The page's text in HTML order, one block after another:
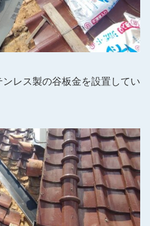
レス製の谷板金を設置してい